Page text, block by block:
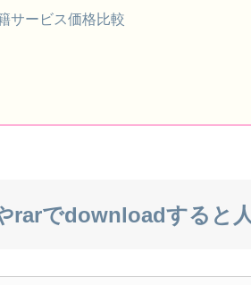
サービス価格比較
rarでdownloadすると